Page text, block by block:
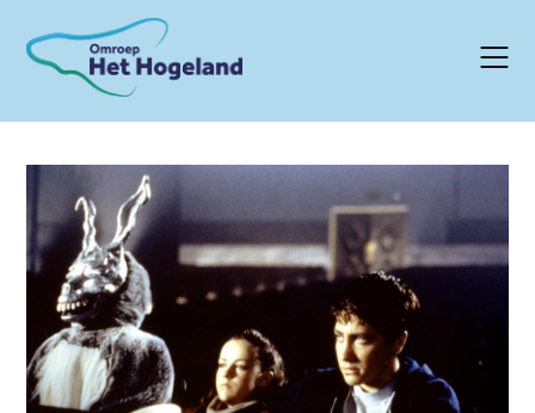
content